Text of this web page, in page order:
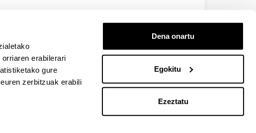
erabilerari
gure
zerbitzuak erabili
Dena onartu
Egokitu
Ezeztatu